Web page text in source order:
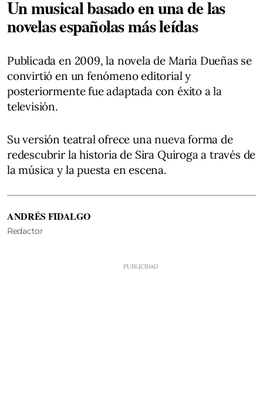
Un musical basado en una de las
novelas españolas más leídas
Publicada en 2009, la novela de María Dueñas se
convirtió en un fenómeno editorial y
posteriormente fue adaptada con éxito a la
televisión.
Su versión teatral ofrece una nueva forma de
redescubrir la historia de Sira Quiroga a través de
la música y la puesta en escena.
ANDRÉS FIDALGO
Redactor